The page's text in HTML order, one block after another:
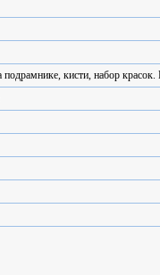
кисти, набор